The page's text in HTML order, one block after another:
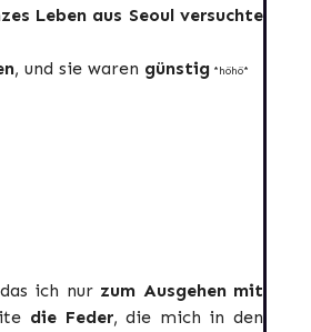
Leben aus Seoul versuchte
, und sie waren günstig *höhö*
ich nur zum Ausgehen mit
die Feder, die mich in den